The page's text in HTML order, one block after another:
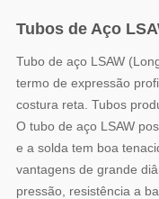
Tubos de Aço
Tubo de aço LSAW
termo de expressão
costura reta. Tubos
O tubo de aço LSAW
e a solda tem boa
vantagens de grande
pressão, resistência a